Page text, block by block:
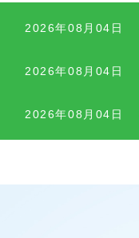
2026年08月04日
2026年08月04日
2026年08月04日